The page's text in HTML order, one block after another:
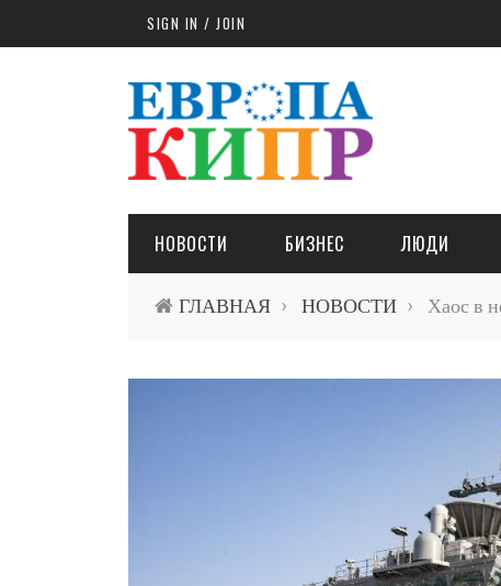
Skip to main contentSIGN IN / JOIN
НОВОСТИ БИЗНЕС ЛЮДИ
ГЛАВНАЯ › НОВОСТИ › Хаос в